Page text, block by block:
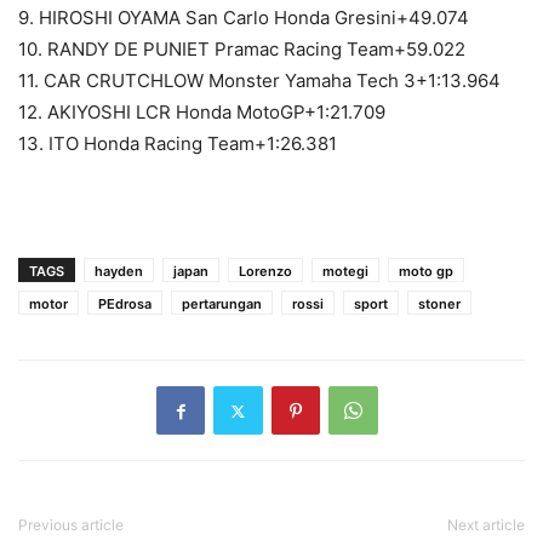
9. HIROSHI OYAMA San Carlo Honda Gresini+49.074
10. RANDY DE PUNIET Pramac Racing Team+59.022
11. CAR CRUTCHLOW Monster Yamaha Tech 3+1:13.964
12. AKIYOSHI LCR Honda MotoGP+1:21.709
13. ITO Honda Racing Team+1:26.381
TAGS hayden japan Lorenzo motegi
moto gp
motor
PEdrosa pertarungan rossi sport stoner
Previous article Next article